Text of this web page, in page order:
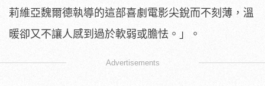
莉維亞魏爾德執導的這部喜劇電影尖銳而不刻薄， 溫
暖卻又不讓人感到過於軟弱或膽怯。」。
Advertisements